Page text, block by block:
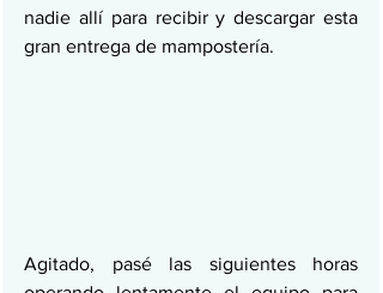
nadie allí para recibir y descargar esta
gran entrega de mampostería.
Agitado, pasé las siguientes horas